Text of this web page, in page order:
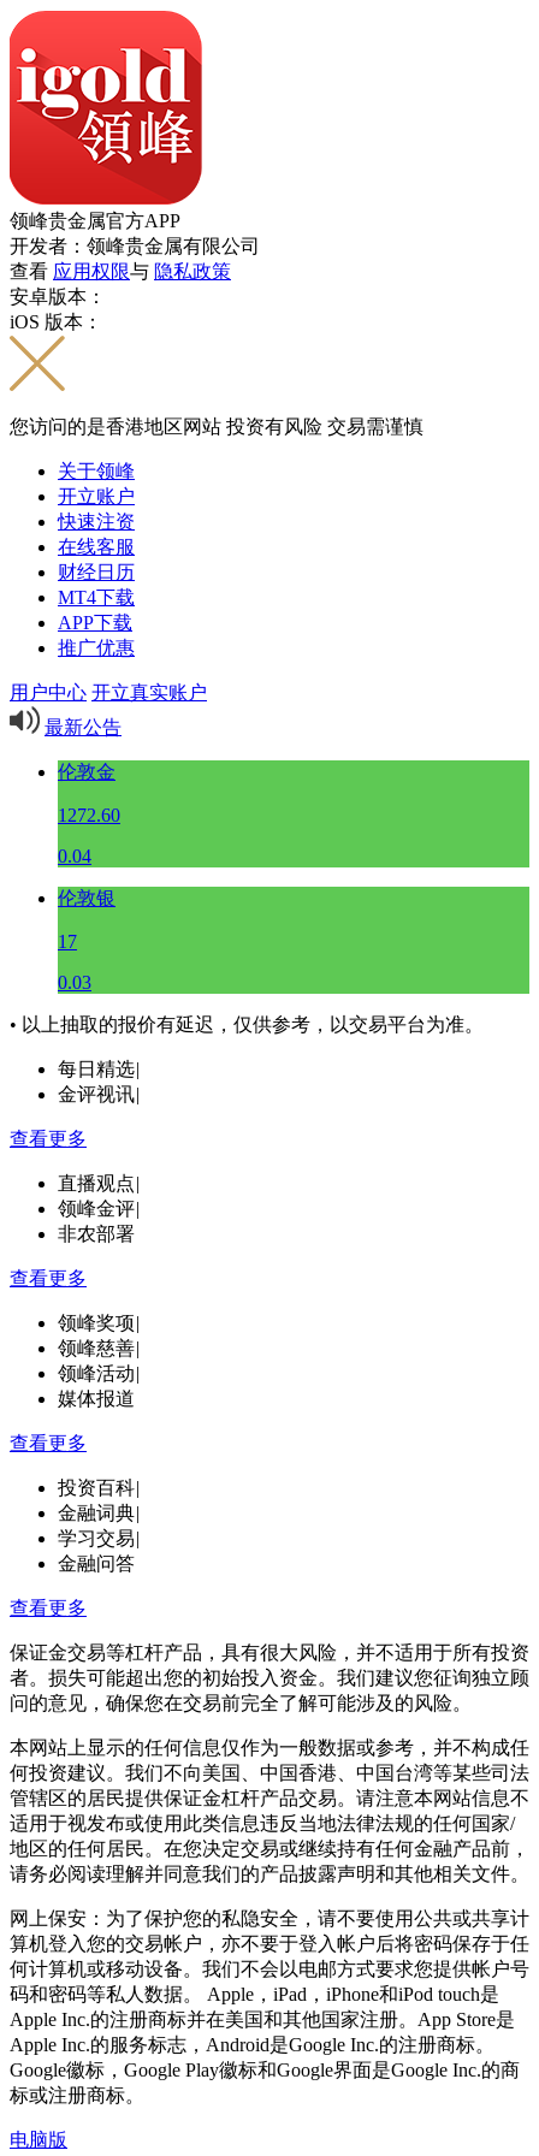
领峰贵金属官方APP
开发者：领峰贵金属有限公司
查看 应用权限与 隐私政策
安卓版本：
iOS 版本：
您访问的是香港地区网站 投资有风险 交易需谨慎
关于领峰
开立账户
快速注资
在线客服
财经日历
MT4下载
APP下载
推广优惠
用户中心 开立真实账户
最新公告
伦敦金
1272.60
0.04
伦敦银
17
0.03
• 以上抽取的报价有延迟，仅供参考，以交易平台为准。
每日精选|
金评视讯|
查看更多
直播观点|
领峰金评|
非农部署
查看更多
领峰奖项|
领峰慈善|
领峰活动|
媒体报道
查看更多
投资百科|
金融词典|
学习交易|
金融问答
查看更多
保证金交易等杠杆产品，具有很大风险，并不适用于所有投资
者。损失可能超出您的初始投入资金。我们建议您征询独立顾
问的意见，确保您在交易前完全了解可能涉及的风险。
本网站上显示的任何信息仅作为一般数据或参考，并不构成任
何投资建议。我们不向美国、中国香港、中国台湾等某些司法
管辖区的居民提供保证金杠杆产品交易。请注意本网站信息不
适用于视发布或使用此类信息违反当地法律法规的任何国家/
地区的任何居民。在您决定交易或继续持有任何金融产品前，
请务必阅读理解并同意我们的产品披露声明和其他相关文件。
网上保安：为了保护您的私隐安全，请不要使用公共或共享计
算机登入您的交易帐户，亦不要于登入帐户后将密码保存于任
何计算机或移动设备。我们不会以电邮方式要求您提供帐户号
码和密码等私人数据。 Apple，iPad，iPhone和iPod touch是
Apple Inc.的注册商标并在美国和其他国家注册。App Store是
Apple Inc.的服务标志，Android是Google Inc.的注册商标。
Google徽标，Google Play徽标和Google界面是Google Inc.的商
标或注册商标。
电脑版